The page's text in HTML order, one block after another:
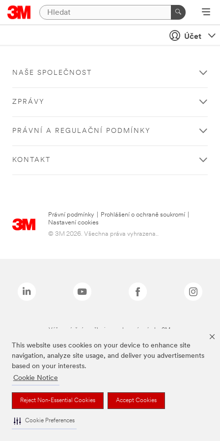
This website uses cookies on your device to enhance site
navigation, analyze site usage, and deliver you advertisements
based on your interests.
Cookie Notice
Reject Non-Essential Cookies Accept Cookies
Cookie Preferences
Účet
NAŠE SPOLEČNOST
ZPRÁVY
PRÁVNÍ A REGULAČNÍ PODMÍNKY
KONTAKT
Právní podmínky Prohlášení o ochraně soukromí
Nastavení cookies
© 3M 2026. Všechna práva vyhrazena..
Výše zmíněné značky jsou ochranné známky 3M.